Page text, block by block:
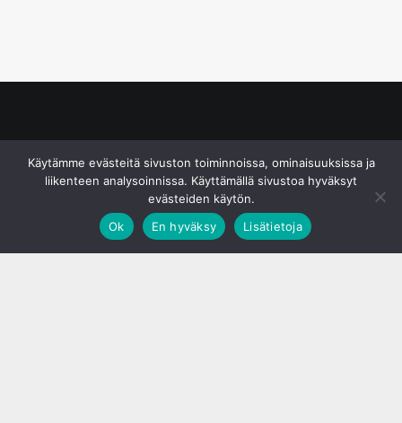
Käytämme evästeitä sivuston toiminnoissa, ominaisuuksissa ja
liikenteen analysoinnissa. Käyttämällä sivustoa hyväksyt
evästeiden käytön.
Ok
En hyväksy Lisätietoja